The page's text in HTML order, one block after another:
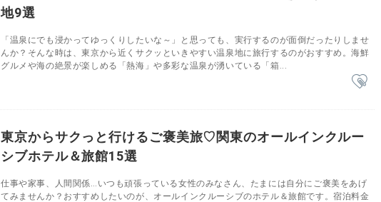
地9選
「温泉にでも浸かってゆっくりしたいな～」と思っても、実行するのが面倒だったりしませ
んか？そんな時は、東京から近くサクッといきやすい温泉地に旅行するのがおすすめ。海鮮
グルメや海の絶景が楽しめる「熱海」や多彩な温泉が湧いている「箱...
東京からサクっと行けるご褒美旅♡関東のオールインクルー
シブホテル＆旅館15選
仕事や家事、人間関係…いつも頑張っている女性のみなさん、たまには自分にご褒美をあげ
てみませんか？おすすめしたいのが、オールインクルーシブのホテル＆旅館です。宿泊料金